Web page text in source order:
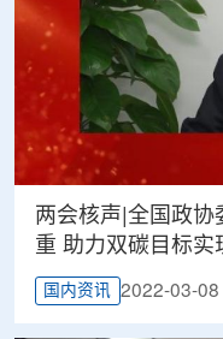
两会核声|全国政协
重 助力双碳目标实
国内资讯 2022-03-08